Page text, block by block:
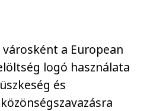
a European
logó használata
és